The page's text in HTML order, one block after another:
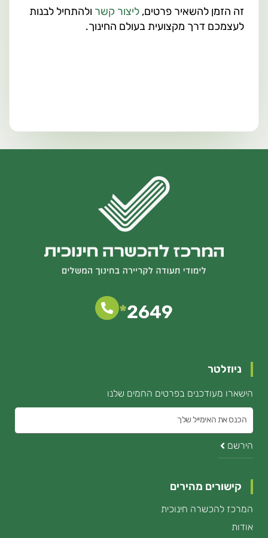
זה הזמן להשאיר פרטים,ליצור קשר ולהתחיל לבנות
לעצמכם דרך מקצועית בעולם החינוך.
2649
*
קישורים מהירים
המרכז להכשרה חינוכית
אודות
ניוזלטר
הישארו מעודכנים בפרטים החמים שלנו
את
האימייל
הירשם